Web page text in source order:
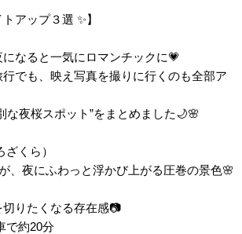
アップ３選 ✨】
なると一気にロマンチックに💗
でも、映え写真を撮りに行くのも全部ア
な夜桜スポット”をまとめました🌙🌸
くら）
、夜にふわっと浮かび上がる圧巻の景色🌸
りたくなる存在感📷
で約20分